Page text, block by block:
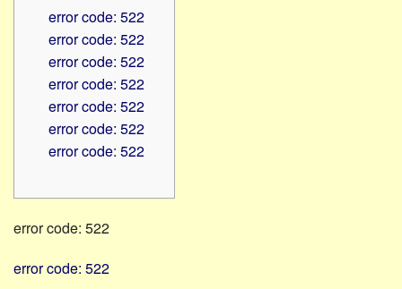
PC
Verbände
error code: 522
error code: 522
error code: 522
error code: 522
error code: 522
error code: 522
error code: 522
error code: 522
error code: 522